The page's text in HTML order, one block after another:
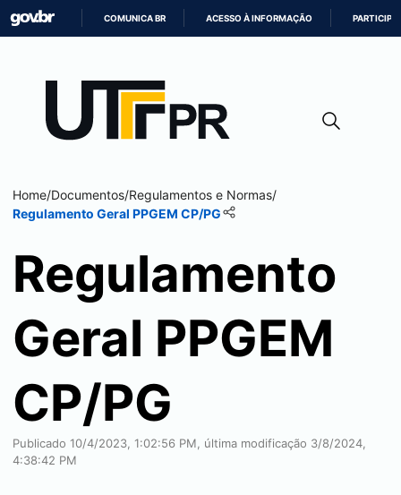
CONTEÚDO
COMUNICA BR ACESSO À INFORMAÇÃO PARTICIPE
Home/Documentos/Regulamentos e Normas/
Regulamento Geral PPGEM CP/PG
Regulamento
Geral PPGEM
CP/PG
Publicado 10/4/2023, 1:02:56 PM, última modificação 3/8/2024,
4:38:42 PM